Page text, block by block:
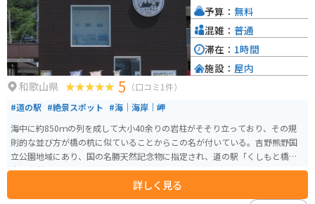
和歌山県 5 （口コミ1件）
#道の駅 #絶景スポット #海｜海岸｜岬
海中に約850ｍの列を成して大小40余りの岩柱がそそり立っており、その規
則的な並び方が橋の杭に似ていることからこの名が付いている。吉野熊野国
立公園地域にあり、国の名勝天然記念物に指定され、道の駅「くしもと橋杭
岩」が併設されて食事やおみやげ、トイレなどをが利用できる。
詳しく見る
予算： 無料
混雑： 普通
滞在： 1時間
施設： 屋内